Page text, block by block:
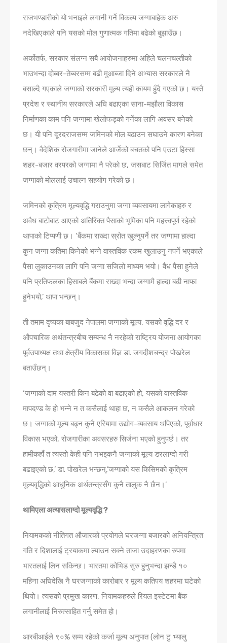
राजभण्डारीको यो भनाइले लगानी गर्ने विकल्प जग्गाबाहेक अरु
नदेखिएकाले पनि यसको मोल गुणात्मक गतिमा बढेको बुझाउँछ।
अर्कोतर्फ, सरकार स‌ंलग्न सबै आयोजनाहरुमा अहिले चलनचल्तीको
भाउभन्दा दोब्बर-तेब्बरसम्म बढी मुआब्जा दिने अभ्यास सरकारले नै
बसाल्दै गएकाले जग्गाको सरकारी मूल्य त्यही कायम हुँदै गएको छ। यस्तै
प्रदेश र स्थानीय सरकारले अघि बढाएका साना-मझौला विकास
निर्माणका काम पनि जग्गामा खेलोफड्को गर्नेका लागि अवसर बनेको
छ। यी पनि दूरदराजसम्म जमिनको मोल बढाउन सघाउने कारण बनेका
छन्। वैदेशिक रोजगारीमा जानेले आर्जेको बचतको पनि एउटा हिस्सा
शहर-बजार वरपरको जग्गामा नै परेको छ, जसबाट सिर्जित मागले समेत
जग्गाको मोललाई उचाल्न सहयोग गरेको छ।
जमिनको कृत्रिम मूल्यवृद्धि गराउनुमा जग्गा व्यवसायमा लागेकाहरु र
अवैध बाटोबाट आएको अतिरिक्त पैसाको भूमिका पनि महत्त्वपूर्ण रहेको
थापाको टिप्पणी छ। ‘बैंकमा राख्दा स्रोत खुल्नुपर्ने तर जग्गामा हाल्दा
कुन जग्गा कतिमा किनेको भन्ने वास्तविक रकम खुलाउनु नपर्ने भएकाले
पैसा लुकाउनका लागि पनि जग्गा सजिलो माध्यम भयो। वैध पैसा हुनेले
पनि प्रतिफलका हिसाबले बैंकमा राख्दा भन्दा जग्गामै हाल्दा बढी नाफा
हुनेभयो,’ थापा भन्छन्।
ती तमाम दृष्यका बाबजुद नेपालमा जग्गाको मूल्य, यसको वृद्धि दर र
औपचारिक अर्थतन्त्रबीच सम्बन्ध नै नरहेको राष्ट‍्रिय योजना आयोगका
पूर्वउपाध्यक्ष तथा क्षेत्रीय विकासका विज्ञ डा‍. जगदीशचन्द्र पोखरेल
बताउँछन्।
‘जग्गाको दाम यस्तरी किन बढेको वा बढाएको हो, यसको वास्तविक
मापदण्ड के हो भन्ने न त कसैलाई थाहा छ, न कसैले आकलन गरेको
छ। जग्गाको मूल्य बढ्न कुनै एरियामा उद्योग-व्यवसाय थपिएको, पूर्वाधार
विकास भएको, रोजगारीका अवसरहरु सिर्जना भएको हुनुपर्छ। तर
हामीकहाँ त त्यस्तो केही पनि नभइकनै जग्गाको मूल्य डरलाग्दो गरी
बढाइएको छ,’ डा. पोखरेल भन्छन्,’जग्गाको यस किसिमको कृत्रिम
मूल्यवृद्धिको आधुनिक अर्थतन्त्रसँग कुनै तालुक नै छैन।’
थामिएला अत्यासलाग्दो मूल्यवृद्धि ?
नियामकको नीतिगत औजारको प्रयोगले घरजग्गा बजारको अनियन्त्रित
गति र दिशालाई ट्रयाकमा ल्याउन सक्ने ताजा उदाहरणका रुपमा
भारतलाई लिन सकिन्छ। भारतमा कोभिड सुरु हुनुभन्‍दा झन्डै १०
महिना अघिदेखि नै घरजग्गाको कारोबार र मूल्य कतिपय शहरमा घटेको
थियो। त्यसको प्रमुख कारण, नियामकहरुले रियल इस्टेटमा बैंक
लगानीलाई निरुत्साहित गर्नु समेत हो।
आरबीआईले ९०% सम्म रहेको कर्जा मूल्य अनुपात (लोन टु भ्यालु